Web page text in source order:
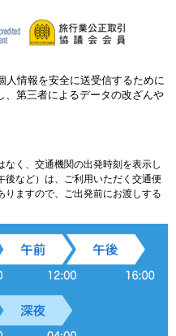
人情報を安全に送受信するために
、第三者によるデータの改ざんや
なく、交通機関の出発時刻を表示し
後など）は、ご利用いただく交通便
ますので、ご出発前にお渡しする